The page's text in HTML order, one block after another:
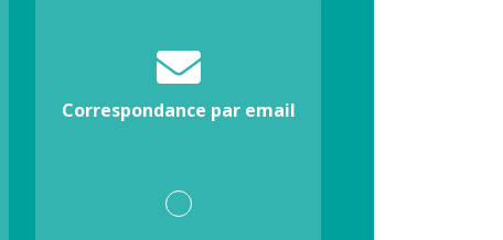
Correspondance par email